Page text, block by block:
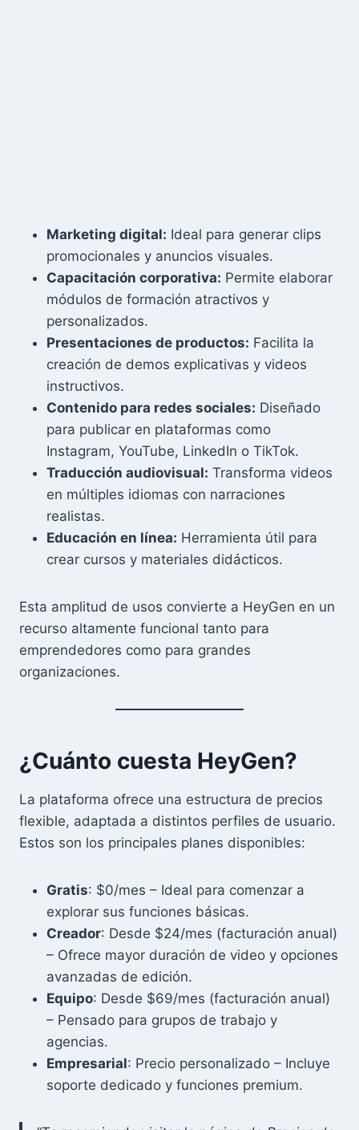
Marketing digital: Ideal para generar clips
promocionales y anuncios visuales.
Capacitación corporativa: Permite elaborar
módulos de formación atractivos y
personalizados.
Presentaciones de productos: Facilita la
creación de demos explicativas y videos
instructivos.
Contenido para redes sociales: Diseñado
para publicar en plataformas como
Instagram, YouTube, LinkedIn o TikTok.
Traducción audiovisual: Transforma videos
en múltiples idiomas con narraciones
realistas.
Educación en línea: Herramienta útil para
crear cursos y materiales didácticos.
Esta amplitud de usos convierte a HeyGen en un
recurso altamente funcional tanto para
emprendedores como para grandes
organizaciones.
¿Cuánto cuesta HeyGen?
La plataforma ofrece una estructura de precios
flexible, adaptada a distintos perfiles de usuario.
Estos son los principales planes disponibles:
Gratis: $0/mes – Ideal para comenzar a
explorar sus funciones básicas.
Creador: Desde $24/mes (facturación anual)
– Ofrece mayor duración de video y opciones
avanzadas de edición.
Equipo: Desde $69/mes (facturación anual)
– Pensado para grupos de trabajo y
agencias.
Empresarial: Precio personalizado – Incluye
soporte dedicado y funciones premium.